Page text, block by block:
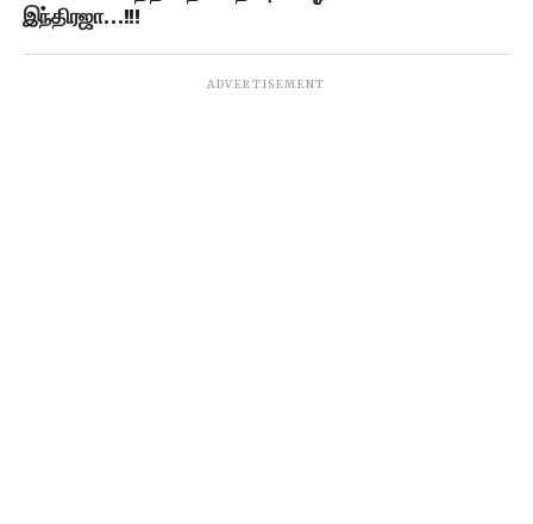
இந்திரஜா…!!!
ADVERTISEMENT